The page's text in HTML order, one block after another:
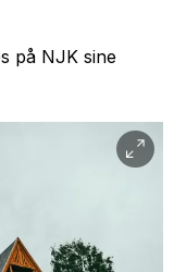
på NJK sine